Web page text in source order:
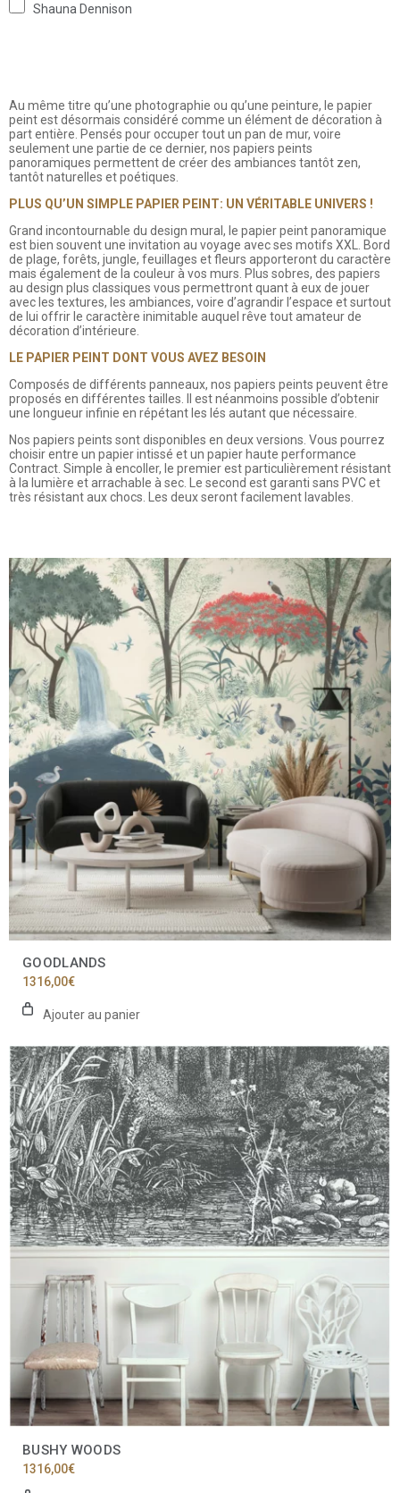
Shauna Dennison
Au même titre qu’une photographie ou qu’une peinture, le papier
peint est désormais considéré comme un élément de décoration à
part entière. Pensés pour occuper tout un pan de mur, voire
seulement une partie de ce dernier, nos papiers peints
panoramiques permettent de créer des ambiances tantôt zen,
tantôt naturelles et poétiques.
PLUS QU’UN SIMPLE PAPIER PEINT: UN VÉRITABLE UNIVERS !
Grand incontournable du design mural, le papier peint panoramique
est bien souvent une invitation au voyage avec ses motifs XXL. Bord
de plage, forêts, jungle, feuillages et fleurs apporteront du caractère
mais également de la couleur à vos murs. Plus sobres, des papiers
au design plus classiques vous permettront quant à eux de jouer
avec les textures, les ambiances, voire d’agrandir l’espace et surtout
de lui offrir le caractère inimitable auquel rêve tout amateur de
décoration d’intérieure.
LE PAPIER PEINT DONT VOUS AVEZ BESOIN
Composés de différents panneaux, nos papiers peints peuvent être
proposés en différentes tailles. Il est néanmoins possible d’obtenir
une longueur infinie en répétant les lés autant que nécessaire.
Nos papiers peints sont disponibles en deux versions. Vous pourrez
choisir entre un papier intissé et un papier haute performance
Contract. Simple à encoller, le premier est particulièrement résistant
à la lumière et arrachable à sec. Le second est garanti sans PVC et
très résistant aux chocs. Les deux seront facilement lavables.
GOODLANDS
1316,00€
Ajouter au panier
BUSHY WOODS
1316,00€